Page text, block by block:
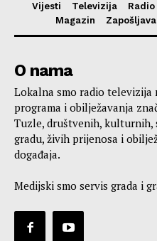
Vijesti Televizija Radio
Magazin
O nama
Lokalna smo radio televizija
programa i obilježavanja
Tuzle, društvenih, kulturnih,
gradu, živih prijenosa i
događaja.
Medijski smo servis grada i